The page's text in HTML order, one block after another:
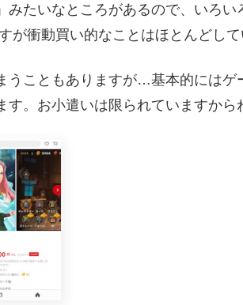
」みたいなところがあるので、いろ
が衝動買い的なことはほとんどして
うこともありますが…基本的にはゲ
。お小遣いは限られていますから